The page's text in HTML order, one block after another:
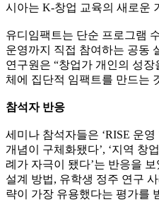
시아는 K-창업 교육의 새로운
유디임팩트는 단순 프로그램
운영까지 직접 참여하는 공동
연구원은 “창업가 개인의 성
체에 집단적 임팩트를 만드는
참석자 반응
세미나 참석자들은 ‘RISE 운
개념이 구체화됐다’, ‘지역 창
례가 자극이 됐다’는 반응을
설계 방법, 유학생 정주 연구
략이 가장 유용했다는 평가를